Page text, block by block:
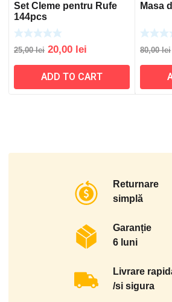
Set Cleme pentru Rufe
144pcs
25,00lei Original
price
was:
25,00 lei.
20,00 lei
price
is:
20,00 lei.
ADD TO CART
Masa
80,00lei
Returnare
simplă
Garanție
6 luni
Livrare
/si sigura